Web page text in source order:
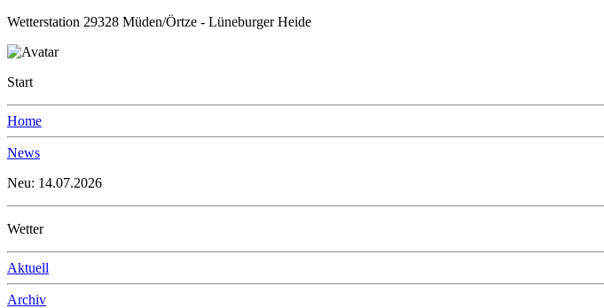
Wetterstation 29328 Müden/Örtze - Lüneburger Heide
Start
Home
News
Neu: 14.07.2026
Wetter
Aktuell
Archiv